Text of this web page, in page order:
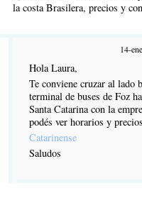
la costa Brasilera, precios y
14-
Hola Laura,
Te conviene cruzar al lado
terminal de buses de Foz
Santa Catarina con la
podés ver horarios y
Catarinense
Saludos